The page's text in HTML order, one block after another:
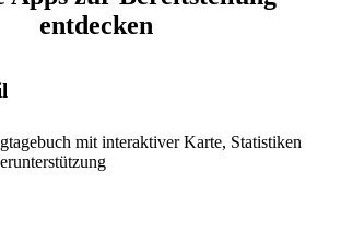
entdecken
mit interaktiver Karte, Statistiken